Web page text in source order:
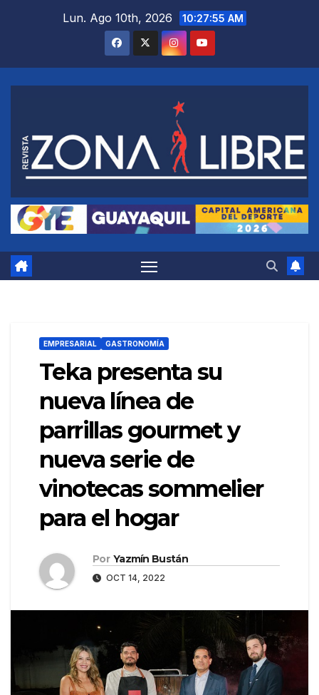
Lun. Ago 10th, 2026 10:27:56 AM
EMPRESARIAL GASTRONOMÍA
Teka presenta su
nueva línea de
parrillas gourmet y
nueva serie de
vinotecas sommelier
para el hogar
Por Yazmín Bustán
OCT 14, 2022